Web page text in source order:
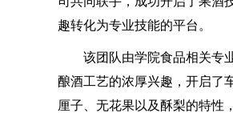
趣转化为专业技能的平台。
该团队由学院食品相关专业
酿酒工艺的浓厚兴趣，开启了
厘子、无花果以及酥梨的特性